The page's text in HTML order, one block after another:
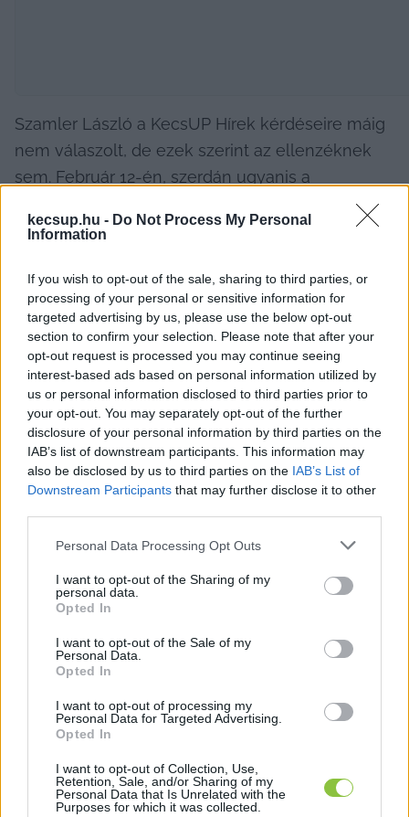
kecsup.hu - Do Not Process My Personal
Information
If you wish to opt-out of the sale, sharing to third parties, or
processing of your personal or sensitive information for
targeted advertising by us, please use the below opt-out
section to confirm your selection. Please note that after your
opt-out request is processed you may continue seeing
interest-based ads based on personal information utilized by
us or personal information disclosed to third parties prior to
your opt-out. You may separately opt-out of the further
disclosure of your personal information by third parties on the
IAB’s list of downstream participants. This information may
also be disclosed by us to third parties on the IAB’s List of
Downstream Participants that may further disclose it to other
Please note that this website/app uses one or more Google
not limited to your visit or usage behaviour. You may click to
grant or deny consent to Google and its third-party tags to
use your data for below specified purposes in below Google
consent section.
Personal Data Processing Opt Outs
I want to opt-out of the Sharing of my
personal data.
Opted In
I want to opt-out of the Sale of my
Personal Data.
Opted In
I want to opt-out of processing my
Personal Data for Targeted Advertising.
Opted In
I want to opt-out of Collection, Use,
Retention, Sale, and/or Sharing of my
Personal Data that Is Unrelated with the
Purposes for which it was collected.
Szamler László a KecsUP Hírek kérdéseire máig
nem válaszolt, de ezek szerint az ellenzéknek
sem. Február 12-én, szerdán ugyanis a
Szövetség egy bejegyzést és egy videót tett
közzé, utóbbin Kopping Rita
Bizottságban külső tag) beszél.
A posztban azt írják, hogy február 10-ig adtak
határidőt Szamler Lászlónak, hogy „tisztázza a
vagyonnyilatkozata körül kialakult helyzetet”
„nem tette meg”
„Ezért mi megtesszük a szükséges lépéseket. Mert
aki közpénzhez jut, az nem sumákolhat! A
törvények mindenkire vonatkoznak. Ha a hatalmon
várják el a közemberektől?” – áll a Szövetség
bejegyzésében.
videóban, hogy kezdeményezték Szamler
Lászlóval szemben a vagyonnyilatkozati eljárás
megindítását.